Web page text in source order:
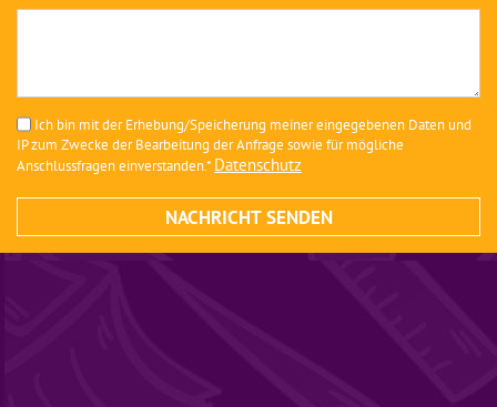
Ich bin mit der Erhebung/Speicherung meiner eingegebenen Daten und
IP zum Zwecke der Bearbeitung der Anfrage sowie für mögliche
Anschlussfragen einverstanden.* Datenschutz